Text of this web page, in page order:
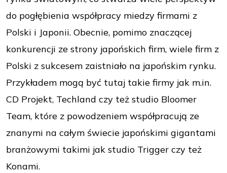
do pogłębienia współpracy miedzy firmami z
Polski i Japonii. Obecnie, pomimo znaczącej
konkurencji ze strony japońskich firm, wiele firm z
Polski z sukcesem zaistniało na japońskim rynku.
Przykładem mogą być tutaj takie firmy jak m.in.
CD Projekt, Techland czy też studio Bloomer
Team, które z powodzeniem współpracują ze
znanymi na całym świecie japońskimi gigantami
branżowymi takimi jak studio Trigger czy też
Konami.